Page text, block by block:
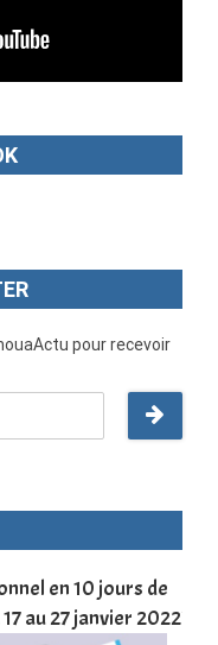
pour recevoir
en 10 jours de
au 27 janvier 2022